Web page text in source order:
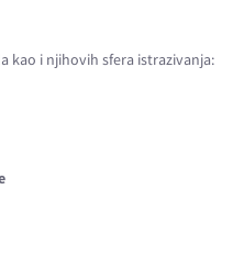
kao i njihovih sfera istrazivanja: